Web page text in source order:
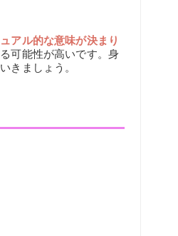
アル的な意味が決まり
可能性が高いです。身
きましょう。